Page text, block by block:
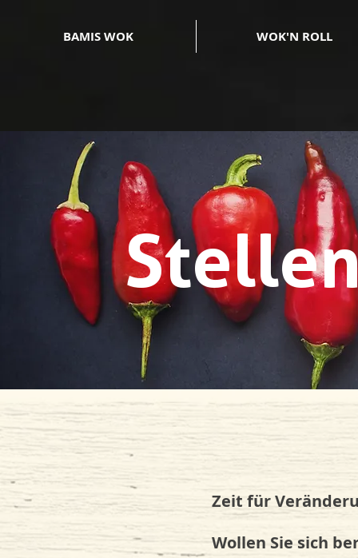
BAMIS WOK WOK'N ROLL
Zeit für
Wollen Sie sich